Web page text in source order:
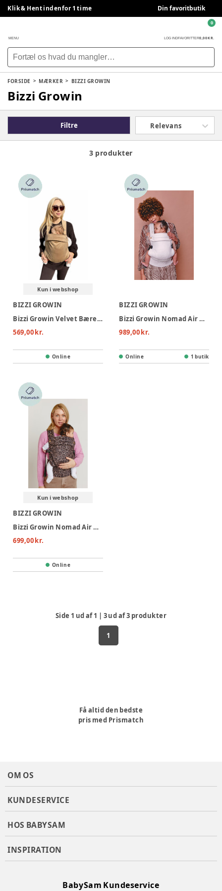
Klik & Hent indenfor 1 time Din favoritbutik
MENU LOG INDFAVORITTER0,00 KR.
0
FORSIDE MÆRKER BIZZI GROWIN
Bizzi Growin
Filtre Relevans
3 produkter
Kun i webshop
BIZZI GROWIN
Bizzi Growin Velvet Bæresele - Almondine
569,00 kr.
Online
BIZZI GROWIN
Bizzi Growin Nomad Air Bæresele - Gazelle
989,00 kr.
Online 1 butik
Kun i webshop
BIZZI GROWIN
Bizzi Growin Nomad Air Bæresele - Jaguar
699,00 kr.
Online
Side 1 ud af1 | 3ud af3 produkter
1
Få altid den bedste
pris med Prismatch
OM OS
KUNDESERVICE
HOS BABYSAM
INSPIRATION
BabySam Kundeservice